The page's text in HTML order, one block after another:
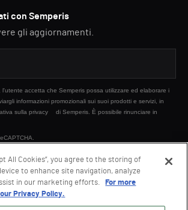
con Semperis
gli aggiornamenti.
l'utente accetta che Semperis possa utilizzare ed elaborare i
informazioni promozionali sui suoi prodotti e servizi, in
sulla privacy
di Semperis. È possibile rinunciare in
INVIA
All Cookies”, you agree to the storing of
to enhance site navigation, analyze
in our marketing efforts.
For more
Privacy Policy.